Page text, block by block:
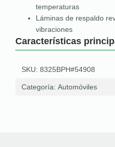
temperaturas
Láminas de respaldo
vibraciones
Características
SKU: 8325BPH#54908
Categoría: Automóviles